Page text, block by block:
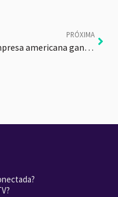
PRÓXIMA
Empresa americana ganha Prêmio para conteúdo em CTV